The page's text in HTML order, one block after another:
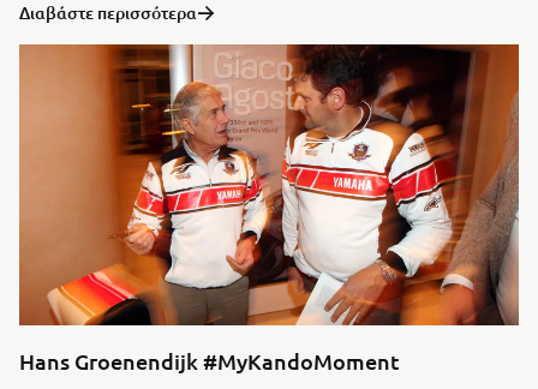
Διαβάστε περισσότερα
Hans Groenendijk #MyKandoMoment